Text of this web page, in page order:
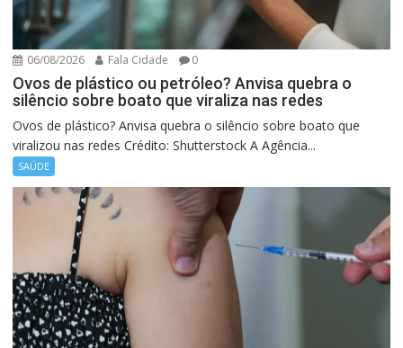
06/08/2026 Fala Cidade 0
Ovos de plástico ou petróleo? Anvisa quebra o
silêncio sobre boato que viraliza nas redes
Ovos de plástico? Anvisa quebra o silêncio sobre boato que
viralizou nas redes Crédito: Shutterstock A Agência...
SAÚDE